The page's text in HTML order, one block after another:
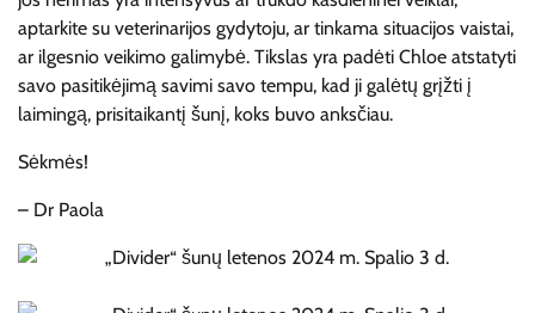
aptarkite su veterinarijos gydytoju, ar tinkama situacijos vaistai,
ar ilgesnio veikimo galimybė. Tikslas yra padėti Chloe atstatyti
savo pasitikėjimą savimi savo tempu, kad ji galėtų grįžti į
laimingą, prisitaikantį šunį, koks buvo anksčiau.
Sėkmės!
– Dr Paola